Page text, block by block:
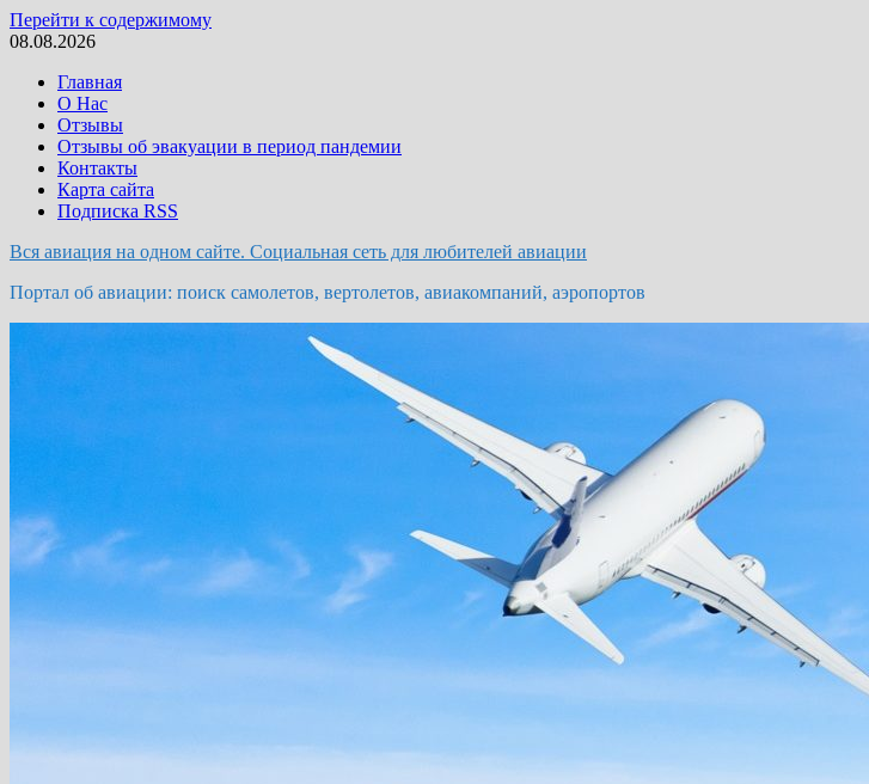
Перейти к содержимому
08.08.2026
Главная
О Нас
Отзывы
Отзывы об эвакуации в период пандемии
Контакты
Карта сайта
Подписка RSS
Вся авиация на одном сайте. Социальная сеть для любителей авиации
Портал об авиации: поиск самолетов, вертолетов, авиакомпаний, аэропортов